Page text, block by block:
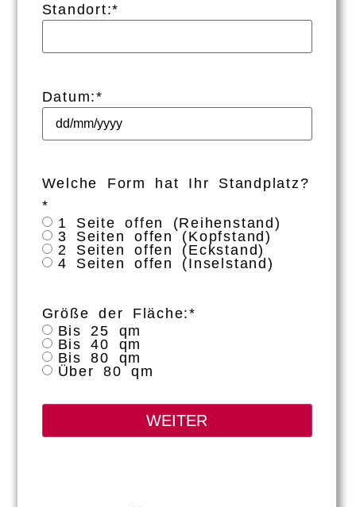
Standort:*
Datum:*
Welche Form hat Ihr Standplatz?
*
1 Seite offen (Reihenstand)
3 Seiten offen (Kopfstand)
2 Seiten offen (Eckstand)
4 Seiten offen (Inselstand)
Größe der Fläche:*
Bis 25 qm
Bis 40 qm
Bis 80 qm
Über 80 qm